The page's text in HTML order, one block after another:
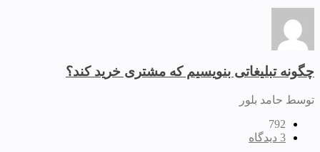
چگونه تبلیغاتی بنویسیم که مشتری خرید کند؟
توسط حامد بلور
792
3 دیدگاه